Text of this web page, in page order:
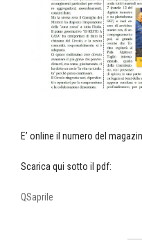
E’ online il numero del
Scarica qui sotto il pdf:
QSaprile